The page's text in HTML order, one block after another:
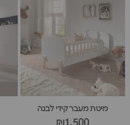
מיטת מעבר קידי לבנה